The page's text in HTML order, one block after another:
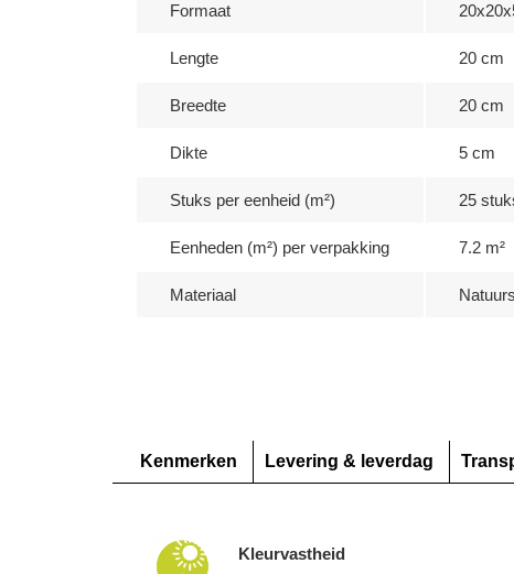
Formaat
Lengte 20 cm
Breedte 20 cm
Dikte 5 cm
Stuks per eenheid (m²) 25
Eenheden (m²) per verpakking 7.2 m²
Materiaal
Kenmerken Levering & leverdag
Kleurvastheid